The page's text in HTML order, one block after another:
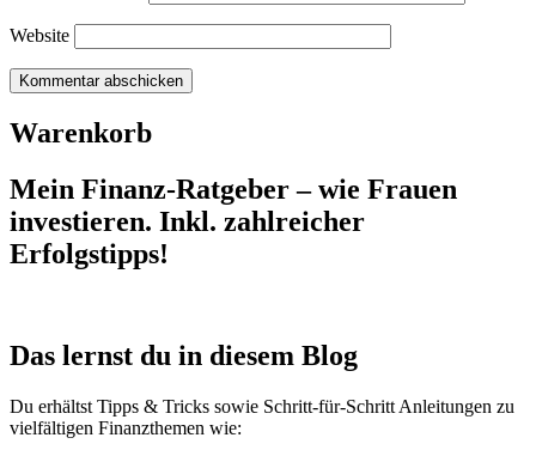
Website
Warenkorb
Mein Finanz-Ratgeber – wie Frauen
investieren. Inkl. zahlreicher
Erfolgstipps!
Das lernst du in diesem Blog
Du erhältst Tipps & Tricks sowie Schritt-für-Schritt Anleitungen zu
vielfältigen Finanzthemen wie: